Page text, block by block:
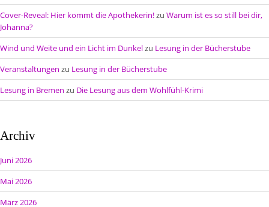
Cover-Reveal: Hier kommt die Apothekerin!zu Warum ist es so still bei dir,
Johanna?
Wind und Weite und ein Licht im Dunkelzu Lesung in der Bücherstube
Veranstaltungen zu Lesung in der Bücherstube
Lesung in Bremen zu Die Lesung aus dem Wohlfühl-Krimi
Archiv
Juni 2026
Mai 2026
März 2026